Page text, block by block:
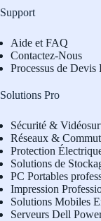
Support
Aide et FAQ
Contactez-Nous
Processus de Devis
Solutions Pro
Sécurité &
Réseaux &
Protection
Solutions de
PC Portables
Impression
Solutions Mobiles
Serveurs Dell